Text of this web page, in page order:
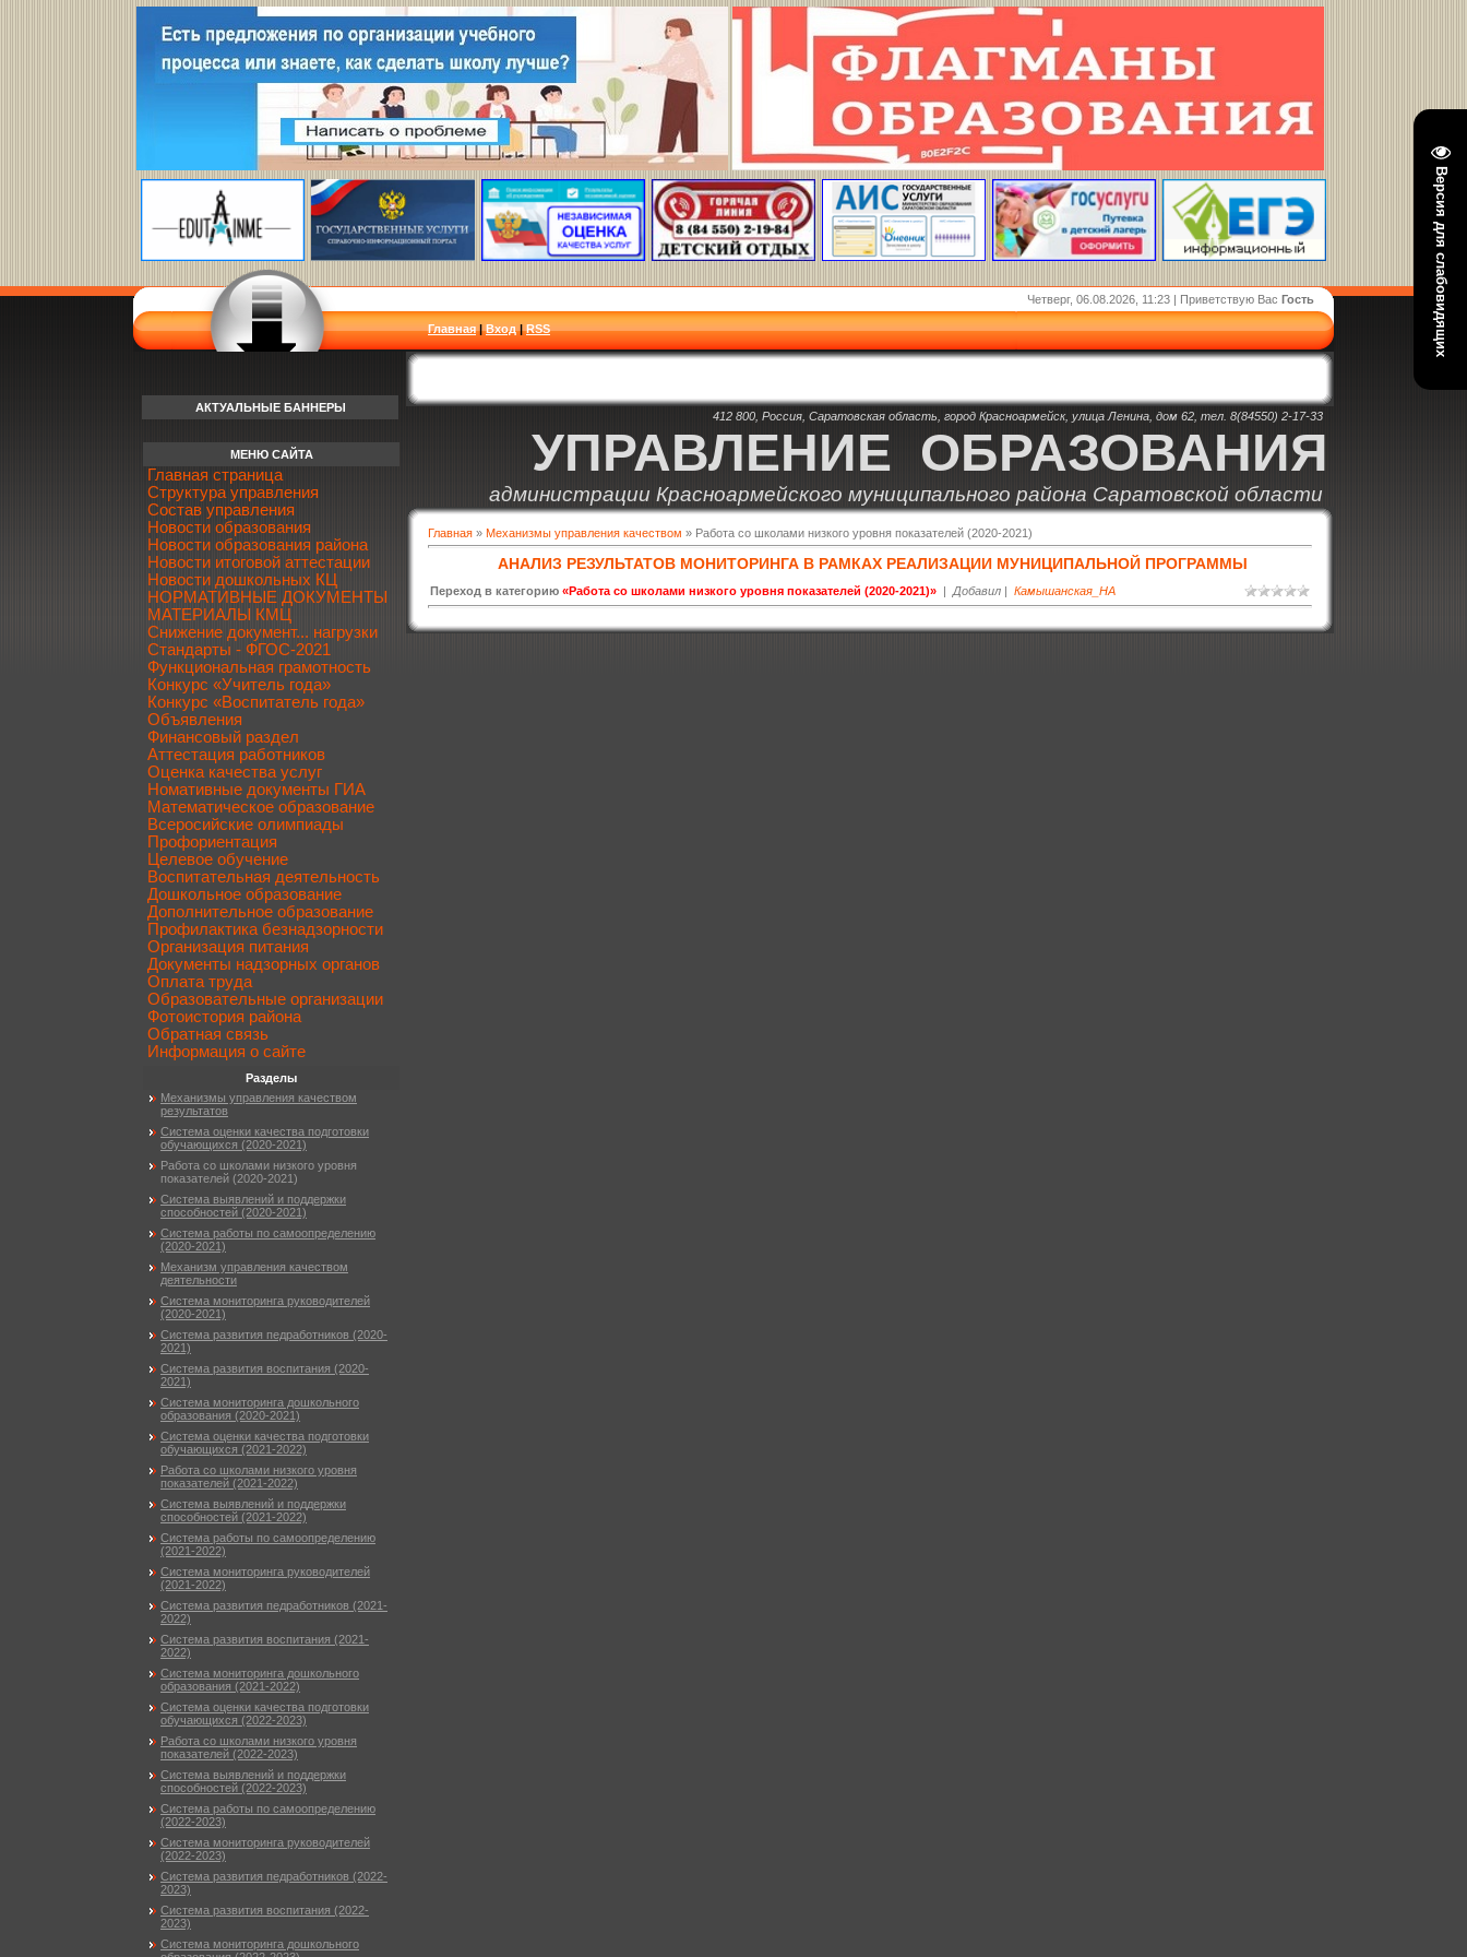
Версия для слабовидящих
Четверг, 06.08.2026, 11:23 | Приветствую Вас Гость
Главная |Вход|RSS
412 800, Россия, Саратовская область, город Красноармейск, улица Ленина, дом 62, тел. 8(84550) 2-17-33
УПРАВЛЕНИЕ ОБРАЗОВАНИЯ
администрации Красноармейского муниципального района Саратовской области
АКТУАЛЬНЫЕ БАННЕРЫ
Главная » Механизмы управления качеством » Работа со школами низкого уровня показателей (2020-2021)
АНАЛИЗ РЕЗУЛЬТАТОВ МОНИТОРИНГА В РАМКАХ РЕАЛИЗАЦИИ МУНИЦИПАЛЬНОЙ ПРОГРАММЫ
Переход в категорию «Работа со школами низкого уровня показателей (2020-2021)» | Добавил | Камышанская_НА
МЕНЮ САЙТА
Главная страница
Структура управления
Состав управления
Новости образования
Новости образования района
Новости итоговой аттестации
Новости дошкольных КЦ
НОРМАТИВНЫЕ ДОКУМЕНТЫ
МАТЕРИАЛЫ КМЦ
Снижение документ... нагрузки
Стандарты - ФГОС-2021
Функциональная грамотность
Конкурс «Учитель года»
Конкурс «Воспитатель года»
Объявления
Финансовый раздел
Аттестация работников
Оценка качества услуг
Номативные документы ГИА
Математическое образование
Всеросийские олимпиады
Профориентация
Целевое обучение
Воспитательная деятельность
Дошкольное образование
Дополнительное образование
Профилактика безнадзорности
Организация питания
Документы надзорных органов
Оплата труда
Образовательные организации
Фотоистория района
Обратная связь
Информация о сайте
Разделы
Механизмы управления качеством
результатов
Система оценки качества подготовки
обучающихся (2020-2021)
Работа со школами низкого уровня
показателей (2020-2021)
Система выявлений и поддержки
способностей (2020-2021)
Система работы по самоопределению
(2020-2021)
Механизм управления качеством
деятельности
Система мониторинга руководителей
(2020-2021)
Система развития педработников (2020-
2021)
Система развития воспитания (2020-
2021)
Система мониторинга дошкольного
образования (2020-2021)
Система оценки качества подготовки
обучающихся (2021-2022)
Работа со школами низкого уровня
показателей (2021-2022)
Система выявлений и поддержки
способностей (2021-2022)
Система работы по самоопределению
(2021-2022)
Система мониторинга руководителей
(2021-2022)
Система развития педработников (2021-
2022)
Система развития воспитания (2021-
2022)
Система мониторинга дошкольного
образования (2021-2022)
Система оценки качества подготовки
обучающихся (2022-2023)
Работа со школами низкого уровня
показателей (2022-2023)
Система выявлений и поддержки
способностей (2022-2023)
Система работы по самоопределению
(2022-2023)
Система мониторинга руководителей
(2022-2023)
Система развития педработников (2022-
2023)
Система развития воспитания (2022-
2023)
Система мониторинга дошкольного